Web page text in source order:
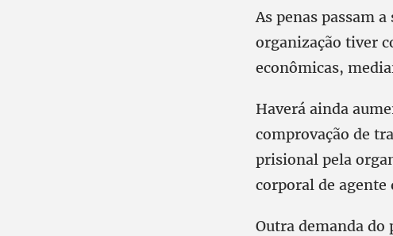
As penas passam
organização tiver
econômicas,
Haverá ainda
comprovação de
prisional pela
corporal de agente
Outra demanda